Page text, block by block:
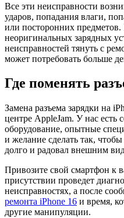
Все эти неисправности
ударов, попадания влаги,
или посторонних предметов.
неоригинальных зарядных
неисправностей тянуть с
может потребовать больше
Где поменять
Замена разъема зарядки на
центре AppleJam. У нас есть
оборудование, опытные
и желание сделать так,
долго и радовал внешним
Привозите свой смартфон к
присутствии проведет
неисправностях, а после
ремонта iPhone 16 и время,
другие манипуляции.